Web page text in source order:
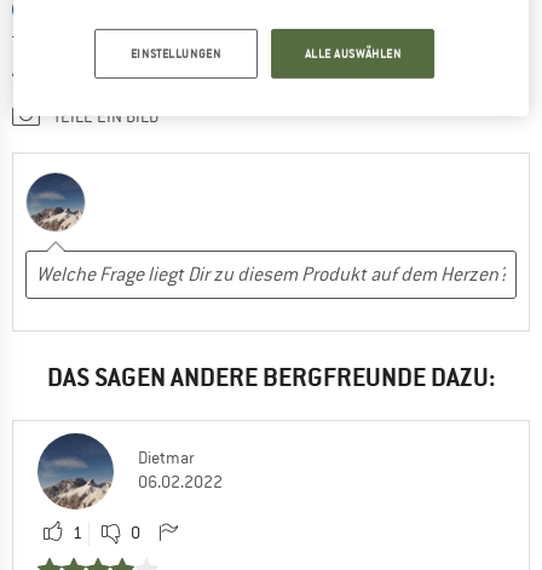
EINSATZBEREICH
Hochtouren
SCHREIBE EINE BEWERTUNG
TEILE EIN BILD
DAS SAGEN ANDERE BERGFREUNDE DAZU:
Dietmar
06.02.2022
1 0
EINSTELLUNGEN ALLE AUSWÄHLEN